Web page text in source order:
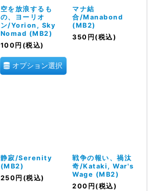
絞り込む
空を放浪するも
の、ヨーリオ
ン/Yorion, Sky
Nomad (MB2)
100 円 (税込)
オプション選択
マナ結
合/Manabond
(MB2)
350 円 (税込)
静寂/Serenity
(MB2)
250 円 (税込)
戦争の報い、禍汰
奇/Kataki, War's
Wage (MB2)
200 円 (税込)